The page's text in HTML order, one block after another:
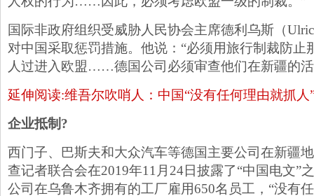
国际非政府组织受威胁人民协会主席德利乌斯（
对中国采取惩罚措施。他说：“必须用旅行制裁防止
人过进入欧盟……德国公司必须审查他们在新疆的
延伸阅读:维吾尔吹哨人：中国“没有任何理由就抓人
企业抵制 ?
西门子、巴斯夫和大众汽车等德国主要公司在新疆
查记者联合会在2019年11月24日披露了“中国电文”
公司在乌鲁木齐拥有的工厂雇用650名员工，“没有